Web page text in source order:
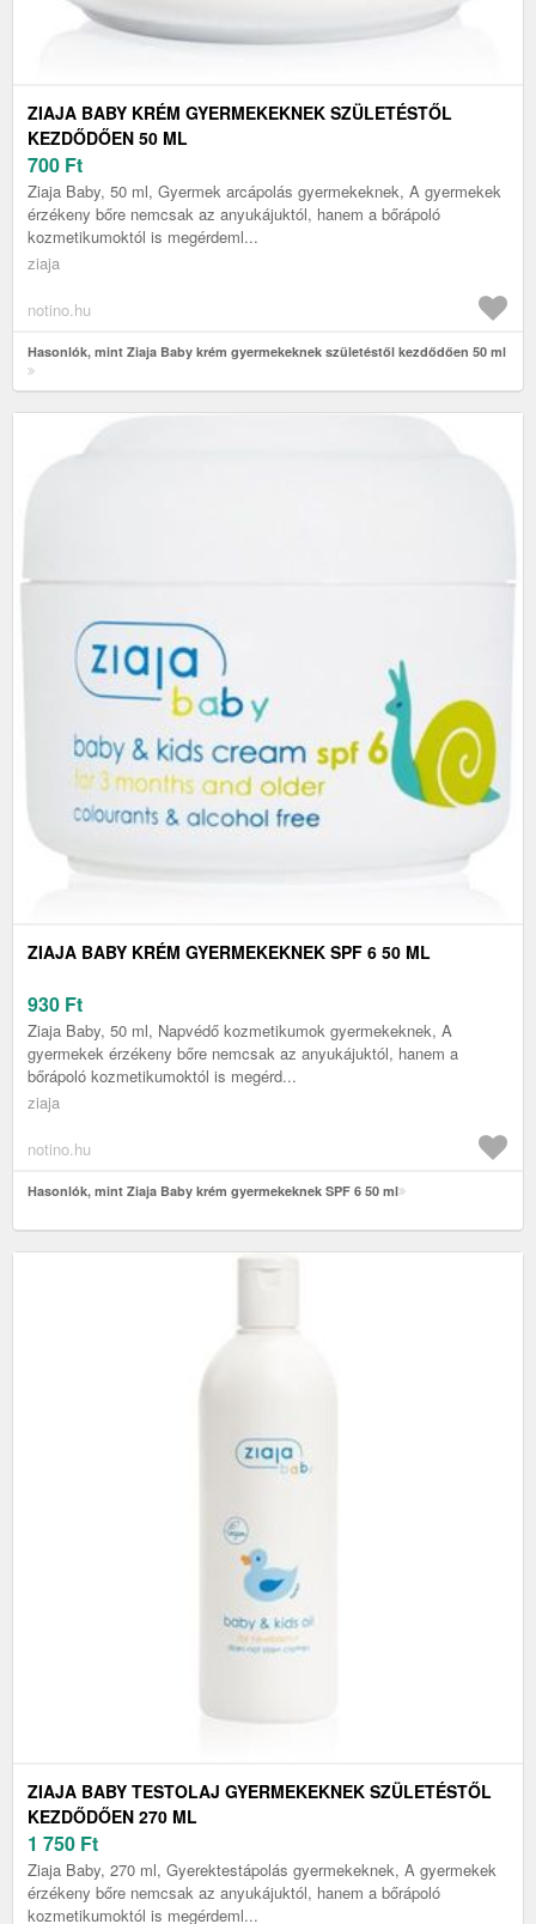
ZIAJA BABY KRÉM GYERMEKEKNEK SZÜLETÉSTŐL
KEZDŐDŐEN 50 ML
700 Ft
Ziaja Baby, 50 ml, Gyermek arcápolás gyermekeknek, A gyermekek
érzékeny bőre nemcsak az anyukájuktól, hanem a bőrápoló
kozmetikumoktól is megérdeml...
ziaja
notino.hu
Hasonlók, mint Ziaja Baby krém gyermekeknek születéstől kezdődően 50 ml
ZIAJA BABY KRÉM GYERMEKEKNEK SPF 6 50 ML
930 Ft
Ziaja Baby, 50 ml, Napvédő kozmetikumok gyermekeknek, A
gyermekek érzékeny bőre nemcsak az anyukájuktól, hanem a
bőrápoló kozmetikumoktól is megérd...
ziaja
notino.hu
Hasonlók, mint Ziaja Baby krém gyermekeknek SPF 6 50 ml
ZIAJA BABY TESTOLAJ GYERMEKEKNEK SZÜLETÉSTŐL
KEZDŐDŐEN 270 ML
1 750 Ft
Ziaja Baby, 270 ml, Gyerektestápolás gyermekeknek, A gyermekek
érzékeny bőre nemcsak az anyukájuktól, hanem a bőrápoló
kozmetikumoktól is megérdeml...